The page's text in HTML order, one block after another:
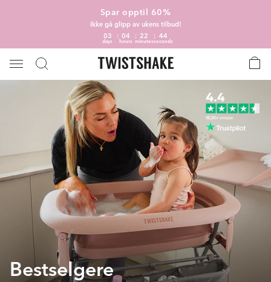
Spar opptil 60%
Ikke gå glipp av ukens tilbud!
03
days
04
hours
22
minutes
43
seconds
Bestselgere